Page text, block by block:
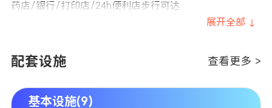
药店/银行/打印店/24h便利店步行可达
展开全部 ↓
配套设施 查看更多 >
基本设施(9)